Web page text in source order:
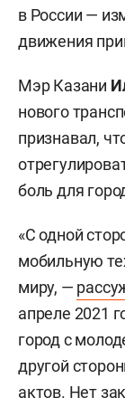
превышение
Госдуме.
Наконец, все
сценарий
включить в
средств
категорию М
войти СИМ с
0,25 до 4 кВт
Лица
по
менее 35
При
весом
СИМ или
в России —
движения
Мэр Казани
нового
признавал,
боль для
«С одной
мобильную
миру, —
апреле 2021
город с
другой
актов. Нет